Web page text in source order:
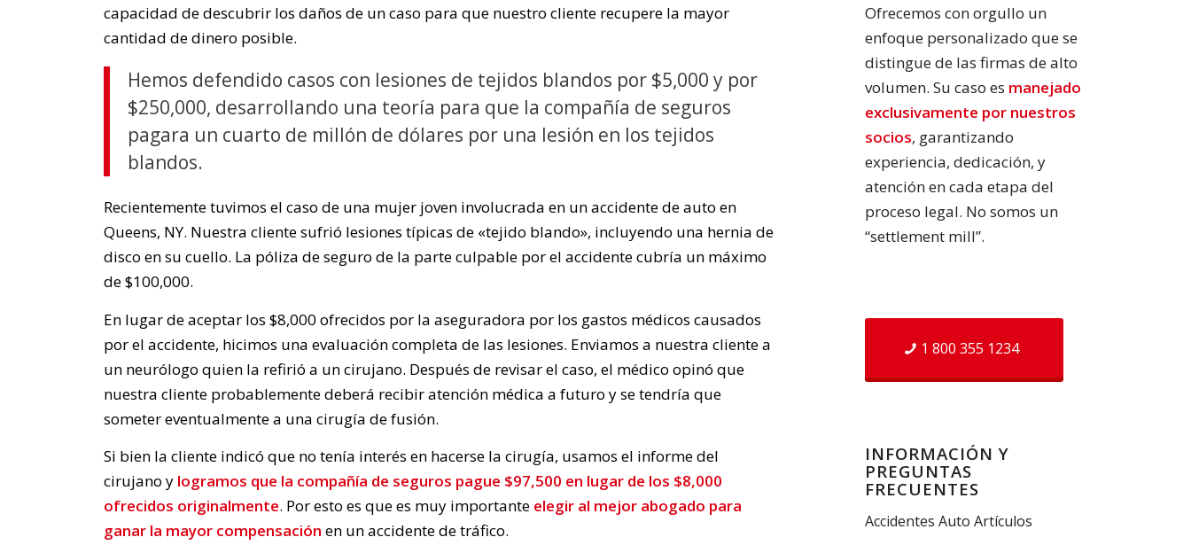
capacidad de descubrir los daños de un caso para que nuestro cliente recupere la mayor
cantidad de dinero posible.
Hemos defendido casos con lesiones de tejidos blandos por $5,000 y por
$250,000, desarrollando una teoría para que la compañía de seguros
pagara un cuarto de millón de dólares por una lesión en los tejidos
blandos.
Recientemente tuvimos el caso de una mujer joven involucrada en un accidente de auto en
Queens, NY. Nuestra cliente sufrió lesiones típicas de «tejido blando», incluyendo una hernia de
disco en su cuello. La póliza de seguro de la parte culpable por el accidente cubría un máximo
de $100,000.
En lugar de aceptar los $8,000 ofrecidos por la aseguradora por los gastos médicos causados
por el accidente, hicimos una evaluación completa de las lesiones. Enviamos a nuestra cliente a
un neurólogo quien la refirió a un cirujano. Después de revisar el caso, el médico opinó que
nuestra cliente probablemente deberá recibir atención médica a futuro y se tendría que
someter eventualmente a una cirugía de fusión.
Si bien la cliente indicó que no tenía interés en hacerse la cirugía, usamos el informe del
cirujano y logramos que la compañía de seguros pague $97,500 en lugar de los $8,000
ofrecidos originalmente. Por esto es que es muy importante elegir al mejor abogado para
ganar la mayor compensación en un accidente de tráfico.
Ofrecemos con orgullo un
enfoque personalizado que se
distingue de las firmas de alto
volumen. Su caso es manejado
exclusivamente por nuestros
socios, garantizando
experiencia, dedicación, y
atención en cada etapa del
proceso legal. No somos un
“settlement mill”.
1 800 355 1234
INFORMACIÓN Y
PREGUNTAS
FRECUENTES
Accidentes Auto Artículos